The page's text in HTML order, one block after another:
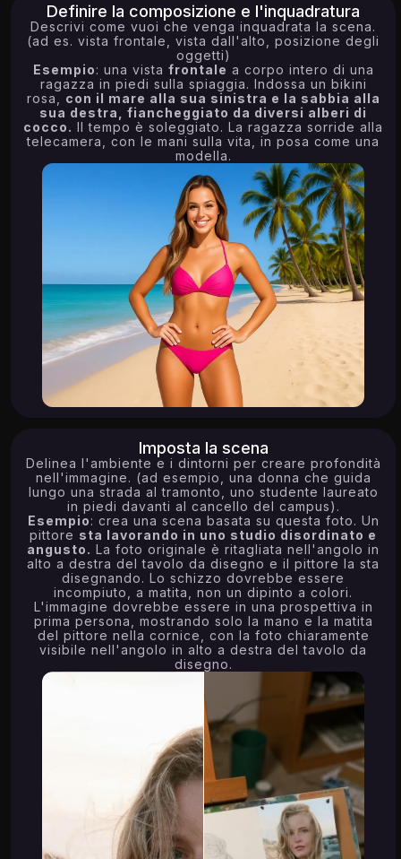
Definire la composizione e l'inquadratura
Descrivi come vuoi che venga inquadrata la scena.
(ad es. vista frontale, vista dall'alto, posizione degli
oggetti)
Esempio: una vista frontale a corpo intero di una
ragazza in piedi sulla spiaggia. Indossa un bikini
rosa, con il mare alla sua sinistra e la sabbia alla
sua destra, fiancheggiato da diversi alberi di
cocco. Il tempo è soleggiato. La ragazza sorride alla
telecamera, con le mani sulla vita, in posa come una
modella.
Imposta la scena
Delinea l'ambiente e i dintorni per creare profondità
nell'immagine. (ad esempio, una donna che guida
lungo una strada al tramonto, uno studente laureato
in piedi davanti al cancello del campus).
Esempio: crea una scena basata su questa foto. Un
pittore sta lavorando in uno studio disordinato e
angusto. La foto originale è ritagliata nell'angolo in
alto a destra del tavolo da disegno e il pittore la sta
disegnando. Lo schizzo dovrebbe essere
incompiuto, a matita, non un dipinto a colori.
L'immagine dovrebbe essere in una prospettiva in
prima persona, mostrando solo la mano e la matita
del pittore nella cornice, con la foto chiaramente
visibile nell'angolo in alto a destra del tavolo da
disegno.